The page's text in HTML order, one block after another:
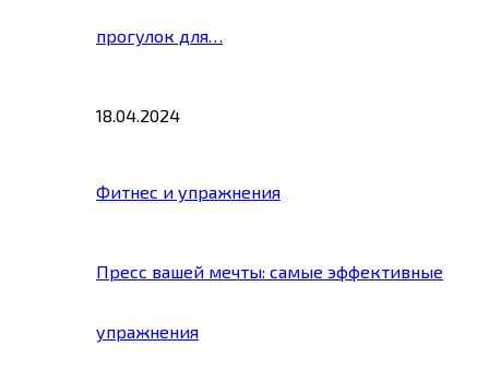
прогулок для…
18.04.2024
Фитнес и упражнения
Пресс вашей мечты: самые эффективные
упражнения